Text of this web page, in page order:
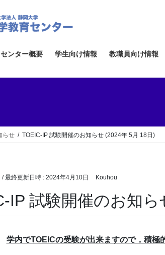
センター概要 学生向け情報 教職員向け情報
らせ TOEIC-IP 試験開催のお知らせ (2024年 5月 18日)
/ 最終更新日時 : 2024年4月10日 Kouhou
IP 試験開催のお知
学内でTOEICの受験が出来ますので，積極